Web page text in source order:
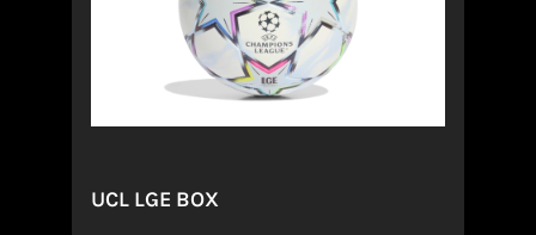
UCL LGE BOX